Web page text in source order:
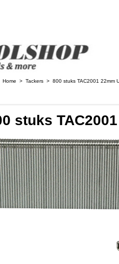
Home > Tackers > 800 stuks TAC2001 22mm
stuks